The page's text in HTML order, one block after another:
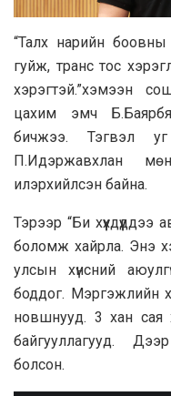
“Талх нарийн боовны
гуйж, транс тос
хэрэгтэй.”хэмээн
цахим эмч
бичжээ. Тэгвэл
П.Идэржавхлан
илэрхийлсэн байна.
Тэрээр “Би хүүхдүүддээ
боломж хайрла. Энэ
улсын хүнсний
боддог. Мэргэжлийн
новшнууд. 3 хан сая
байгууллагууд.
болсон.